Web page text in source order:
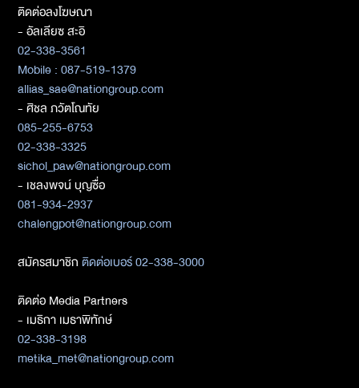
ติดต่อลงโฆษณา
- อัลเลียซ สะอิ
02-338-3561
Mobile : 087-519-1379
allias_sae@nationgroup.com
- ศิชล ภวัตโณทัย
085-255-6753
02-338-3325
sichol_paw@nationgroup.com
- เชลงพจน์ บุญซื่อ
081-934-2937
chalengpot@nationgroup.com
สมัครสมาชิกติดต่อเบอร์ 02-338-3000
ติดต่อ Media Partners
- เมธิกา เมธาพิทักษ์
02-338-3198
metika_met@nationgroup.com